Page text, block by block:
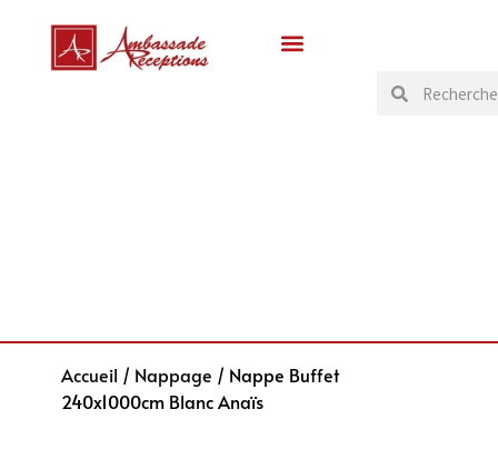
Accueil / Nappage / Nappe Buffet
240x1000cm Blanc Anaïs